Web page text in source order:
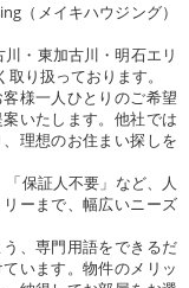
（メイキハウジング）
・東加古川・明石エリ
り扱っております。
様一人ひとりのご希望
いたします。他社では
理想のお住まい探しを
「保証人不要」など、人
ーまで、幅広いニーズ
、専門用語をできるだ
います。物件のメリッ